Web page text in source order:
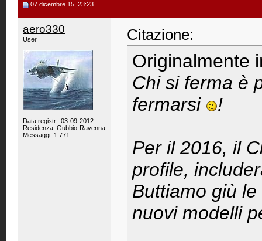
07 dicembre 15, 23:23
aero330
User
Data registr.: 03-09-2012
Residenza: Gubbio-Ravenna
Messaggi: 1.771
Citazione:
Originalmente
Chi si ferma è
fermarsi
!
Per il 2016, il
profile,
Buttiamo giù
nuovi modelli